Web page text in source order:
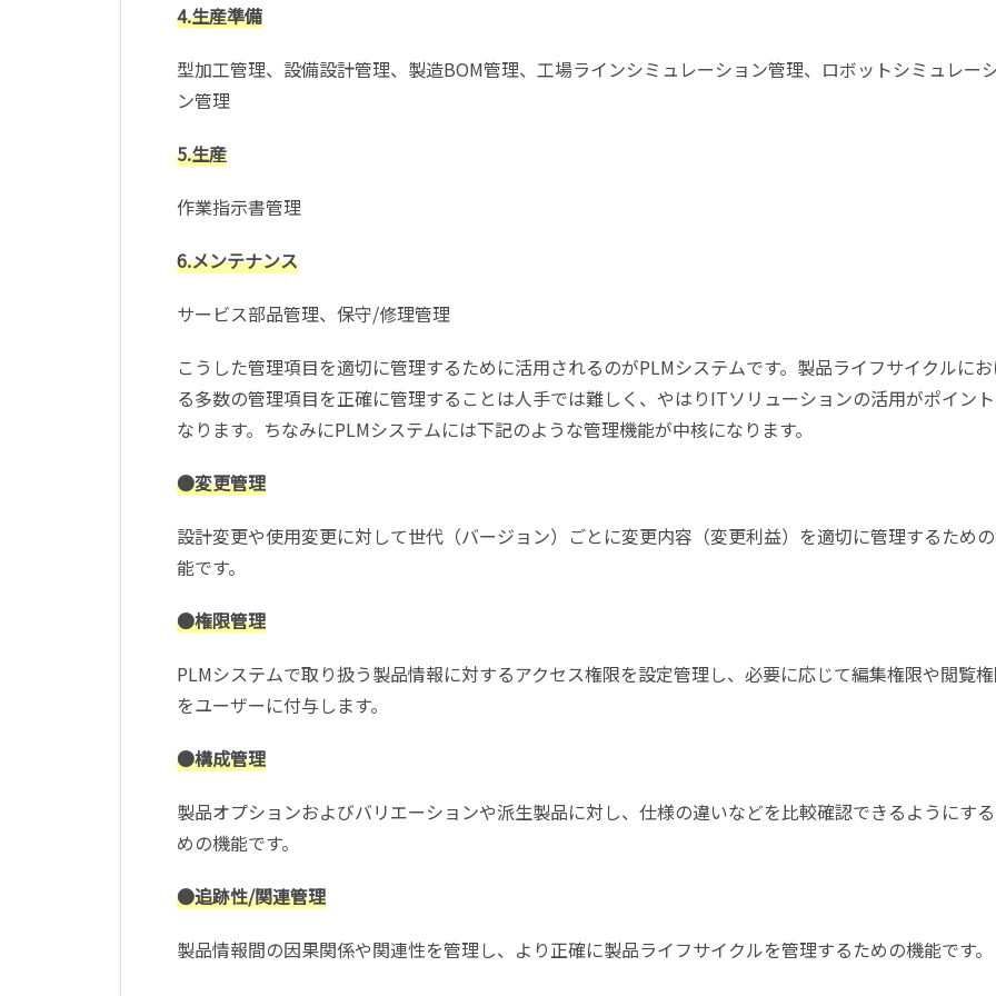
4.生産準備
型加工管理、設備設計管理、製造BOM管理、工場ラインシミュレーション管理、ロボットシミュレー
ン管理
5.生産
作業指示書管理
6.メンテナンス
サービス部品管理、保守/修理管理
こうした管理項目を適切に管理するために活用されるのがPLMシステムです。製品ライフサイクルに
る多数の管理項目を正確に管理することは人手では難しく、やはりITソリューションの活用がポイン
なります。ちなみにPLMシステムには下記のような管理機能が中核になります。
●変更管理
設計変更や使用変更に対して世代（バージョン）ごとに変更内容（変更利益）を適切に管理するため
能です。
●権限管理
PLMシステムで取り扱う製品情報に対するアクセス権限を設定管理し、必要に応じて編集権限や閲覧
をユーザーに付与します。
●構成管理
製品オプションおよびバリエーションや派生製品に対し、仕様の違いなどを比較確認できるようにす
めの機能です。
●追跡性/関連管理
製品情報間の因果関係や関連性を管理し、より正確に製品ライフサイクルを管理するための機能です。